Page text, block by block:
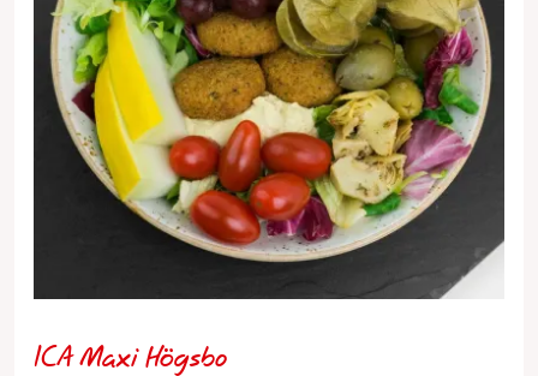
ICA Maxi Högsbo